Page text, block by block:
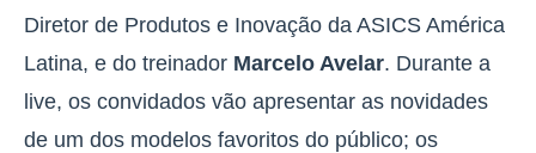
Diretor de Produtos e Inovação da ASICS América
Latina, e do treinador Marcelo Avelar. Durante a
live, os convidados vão apresentar as novidades
de um dos modelos favoritos do público; os